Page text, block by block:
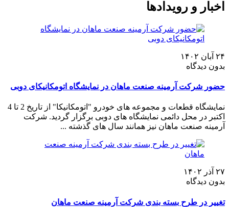
اخبار و رویدادها
۲۴ آبان ۱۴۰۲
بدون دیدگاه
حضور شرکت آرمینه صنعت ماهان در نمایشگاه اتومکانیکای دوبی
نمایشگاه قطعات و مجموعه های خودرو "اتومکانیکا" از تاریخ 2 تا 4
اکتبر در محل دائمی نمایشگاه های دوبی برگزار گردید. شرکت
آرمینه صنعت ماهان نیز همانند سال های گذشته ...
۲۷ آذر ۱۴۰۲
بدون دیدگاه
تغییر در طرح بسته بندی شرکت آرمینه صنعت ماهان